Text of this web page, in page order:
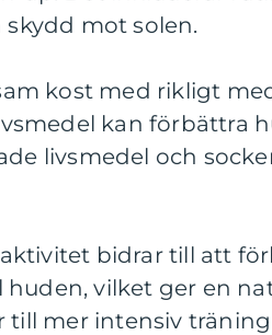
mot solen.
kost med rikligt
kan förbättra
livsmedel och
aktivitet bidrar till att
huden, vilket ger en
till mer intensiv